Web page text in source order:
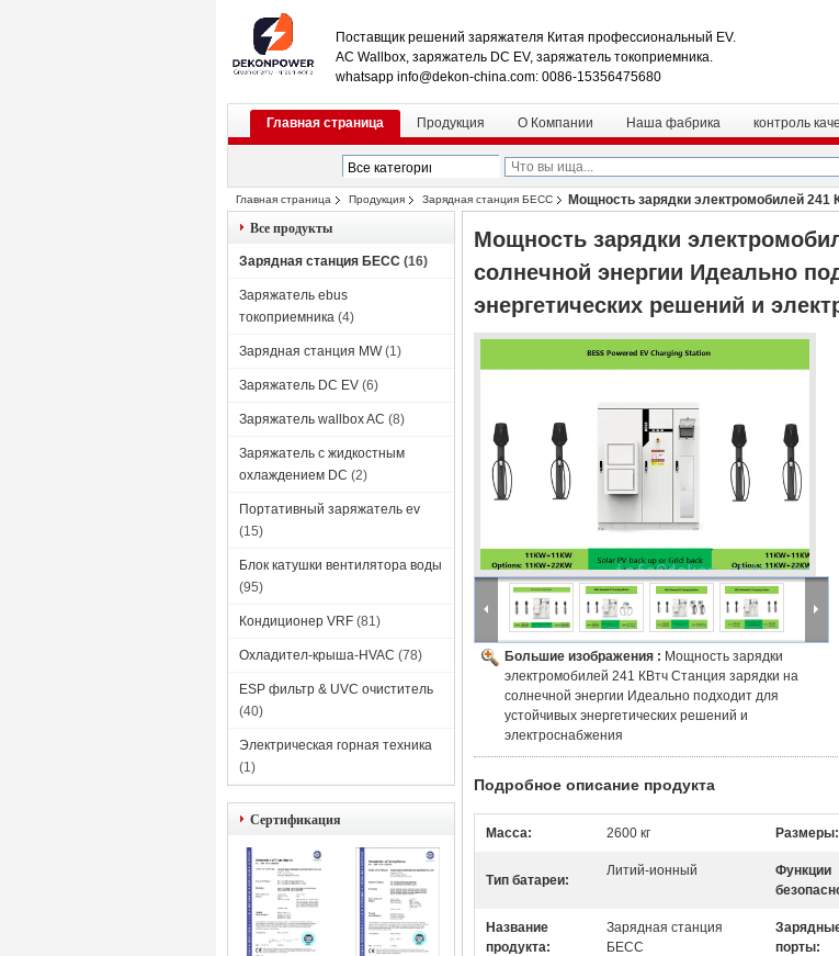
Поставщик решений заряжателя Китая профессиональный EV.
AC Wallbox, заряжатель DC EV, заряжатель токоприемника.
whatsapp info@dekon-china.com: 0086-15356475680
Главная страница Продукция О Компании Наша фабрика контроль
Главная страница Продукция Зарядная станция БЕСС
Мощность зарядки электромобилей 241
подходит для устойчивых энергетических решений и электроснабжения
Все продукты
Зарядная станция БЕСС (16)
Заряжатель ebus
токоприемника (4)
Зарядная станция MW (1)
Заряжатель DC EV (6)
Заряжатель wallbox AC (8)
Заряжатель с жидкостным
охлаждением DC (2)
Портативный заряжатель ev
(15)
Блок катушки вентилятора воды
(95)
Кондиционер VRF (81)
Охладител-крыша-HVAC (78)
ESP фильтр & UVC очиститель
(40)
Электрическая горная техника
(1)
Сертификация
Мощность зарядки
солнечной энергии Идеально
энергетических решений и
Большие изображения : Мощность зарядки
электромобилей 241 КВтч Станция зарядки на
солнечной энергии Идеально подходит для
устойчивых энергетических решений и
электроснабжения
Подробное описание продукта
Масса: 2600 кг Размеры:
Тип батареи:
Литий-ионный
Функции
Название
продукта:
Зарядная станция
БЕСС
порты: